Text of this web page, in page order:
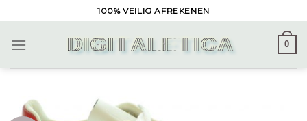
to
content
100% VEILIG AFREKENEN
0